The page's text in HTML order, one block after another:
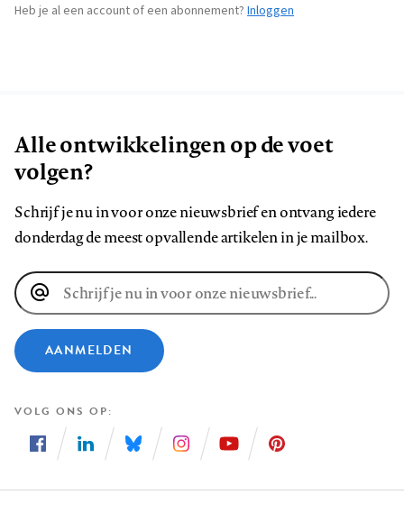
Heb je al een account of een abonnement? Inloggen
Alle ontwikkelingen op de voet
volgen?
Schrijf je nu in voor onze nieuwsbrief en ontvang iedere
donderdag de meest opvallende artikelen in je mailbox.
E-
mailadres
AANMELDEN
VOLG ONS OP
ons
ons
ons
ons
ons
ons